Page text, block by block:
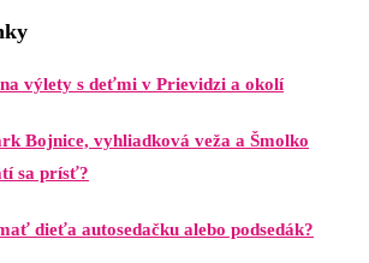
výlety s deťmi v Prievidzi a okolí
Bojnice, vyhliadková veža a Šmolko
sa prísť?
dieťa autosedačku alebo podsedák?